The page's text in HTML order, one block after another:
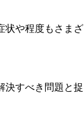
や程度もさま
すべき問題